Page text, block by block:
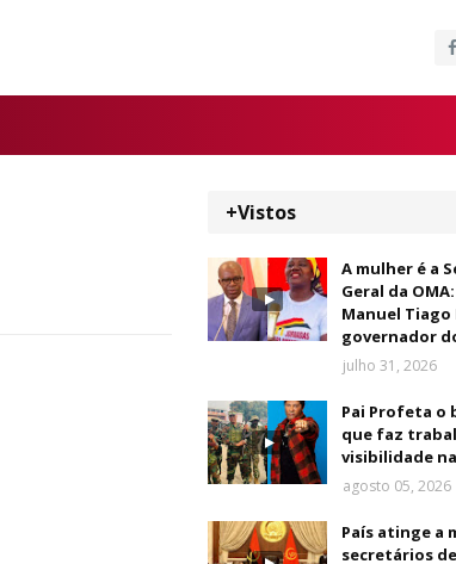
+Vistos
A mulher é a
Geral da
Manuel Tiago
governador
julho 31, 2026
Pai Profeta o
que faz
visibilidade
agosto 05, 2026
País atinge a
secretários